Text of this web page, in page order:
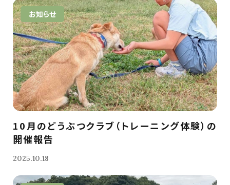
お知らせ
10月のどうぶつクラブ（トレーニング体験）の
開催報告
2025.10.18